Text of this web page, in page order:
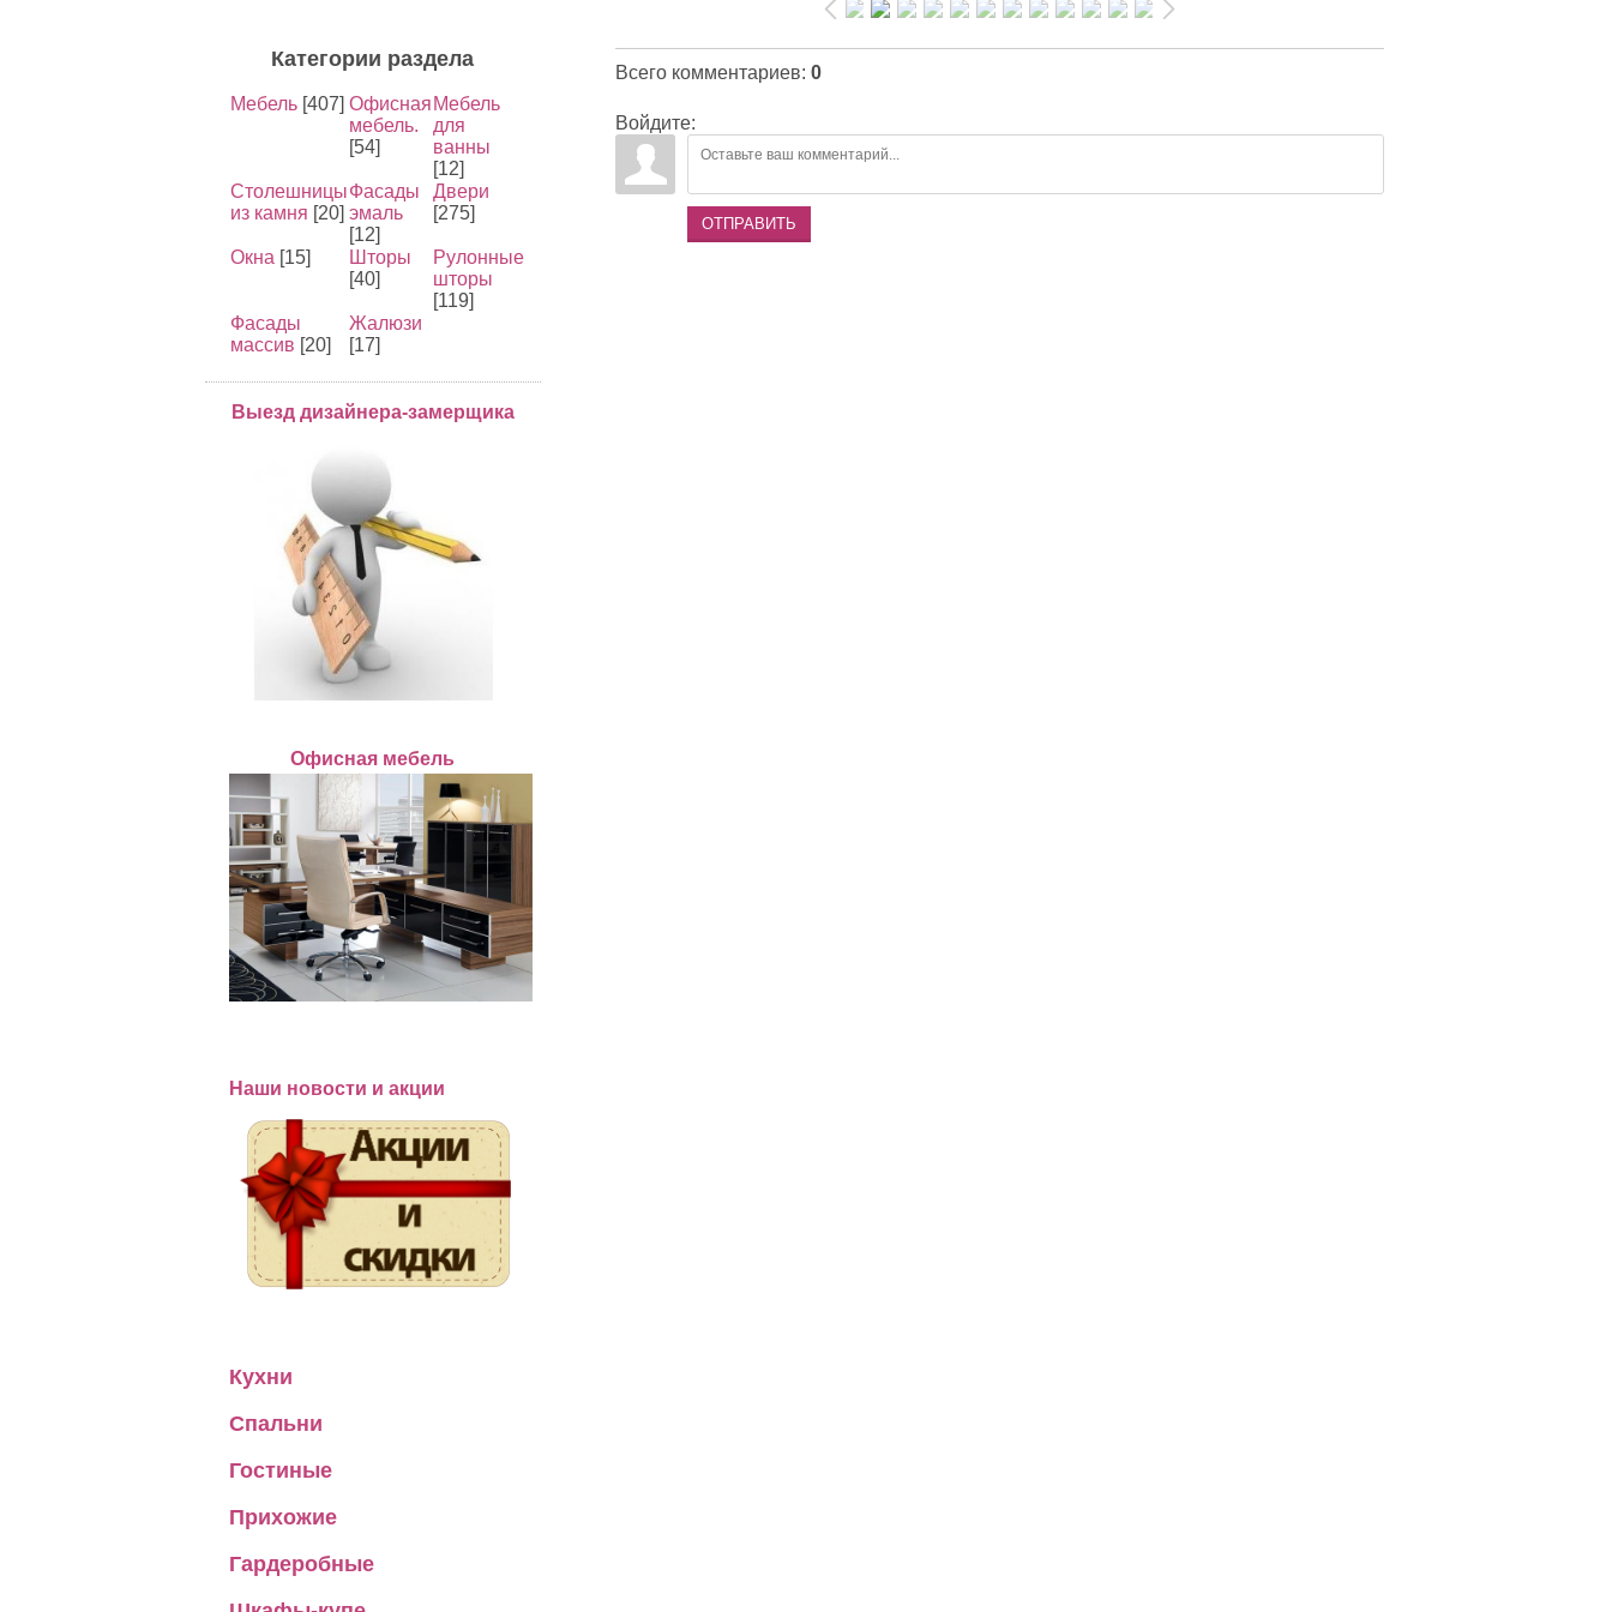
Всего комментариев: 0
Войдите:
ОТПРАВИТЬ
Категории раздела
Мебель [407] Офисная
мебель.
[54]
Мебель
для
ванны
[12]
Столешницы
из камня [20]
Фасады
эмаль
[12]
Двери
[275]
Окна [15]
Шторы
[40]
Рулонные
шторы
[119]
Фасады
массив [20]
Жалюзи
[17]
Выезд дизайнера-замерщика
Офисная мебель
Наши новости и акции
Кухни
Спальни
Гостиные
Прихожие
Гардеробные